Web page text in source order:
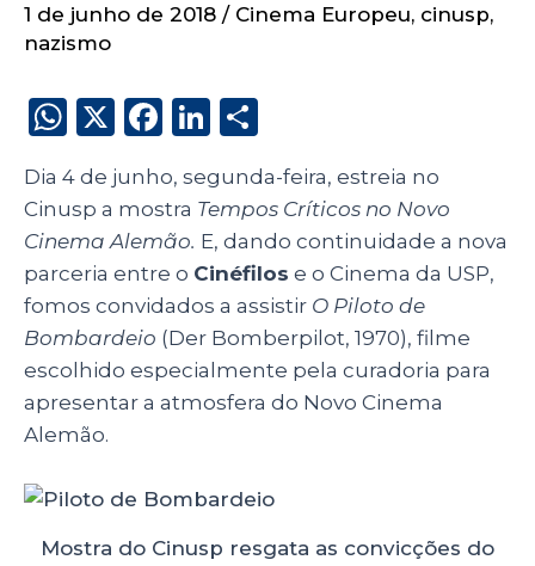
1 de junho de 2018 / Cinema Europeu, cinusp,
nazismo
W
a
ts
A
p
p
X
F
c
e
b
o
o
k
Li
k
e
dI
n
a
re
Dia 4 de junho, segunda-feira, estreia no
Cinusp a mostra Tempos Críticos no Novo
Cinema Alemão. E, dando continuidade a nova
parceria entre o Cinéfilos e o Cinema da USP,
fomos convidados a assistir O Piloto de
Bombardeio (Der Bomberpilot, 1970), filme
escolhido especialmente pela curadoria para
apresentar a atmosfera do Novo Cinema
Alemão.
Mostra do Cinusp resgata as convicções do